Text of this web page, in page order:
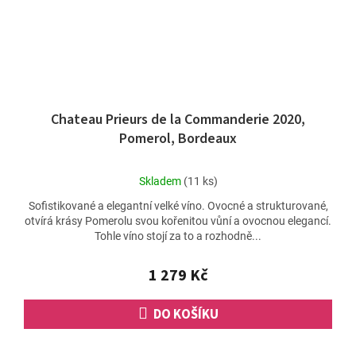
Chateau Prieurs de la Commanderie 2020,
Pomerol, Bordeaux
Průměrné
produktu
je
5,0
5
hvězdiček.
Skladem (11 ks)
1 279 Kč
DO KOŠÍKU
Sofistikované a elegantní velké víno. Ovocné a strukturované,
otvírá krásy Pomerolu svou kořenitou vůní a ovocnou elegancí.
Tohle víno stojí za to a rozhodně...